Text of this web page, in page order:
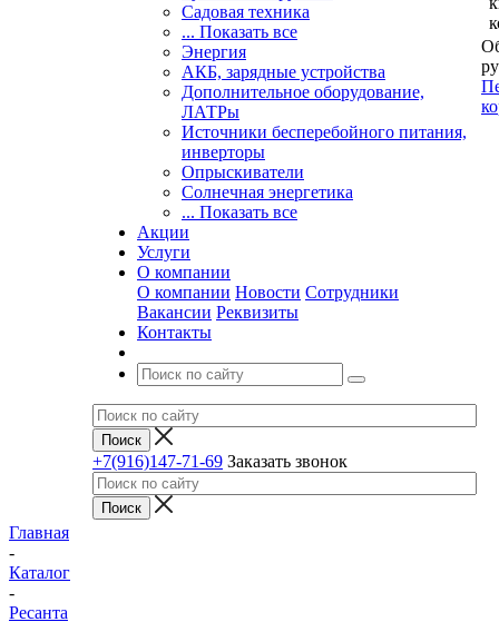
Садовая техника
... Показать все
Энергия
АКБ, зарядные устройства
Дополнительное оборудование,
ЛАТРы
Источники бесперебойного питания,
инверторы
Опрыскиватели
Солнечная энергетика
... Показать все
Акции
Услуги
О компании
О компании Новости Сотрудники
Вакансии Реквизиты
Контакты
+7(916)147-71-69 Заказать звонок
Главная
-
Каталог
-
Ресанта